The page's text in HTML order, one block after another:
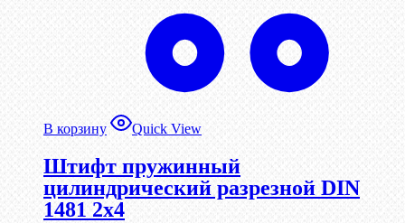
В корзину Quick View
Штифт пружинный
цилиндрический разрезной DIN
1481 2х4